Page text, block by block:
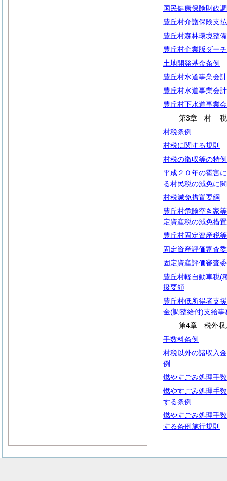
国民健康保険財政
豊丘村介護保険支
豊丘村森林環境整
豊丘村企業版ダー
土地開発基金条例
豊丘村水道事業会
豊丘村水道事業会
豊丘村下水道事業
第3章 村税
村税条例
村税に関する規則
村税の徴収等の特
平成２０年の雹害
る村民税の減免に
村税減免措置要綱
豊丘村危険空き家
定資産税の減免措
豊丘村固定資産税
固定資産評価審査
固定資産評価審査
豊丘村軽自動車税(
扱要領
豊丘村低所得者支
金(調整給付)支給事
第4章 税外収
手数料条例
村税以外の諸収入
例
燃やすごみ処理手
燃やすごみ処理手
する条例
燃やすごみ処理手
する条例施行規則